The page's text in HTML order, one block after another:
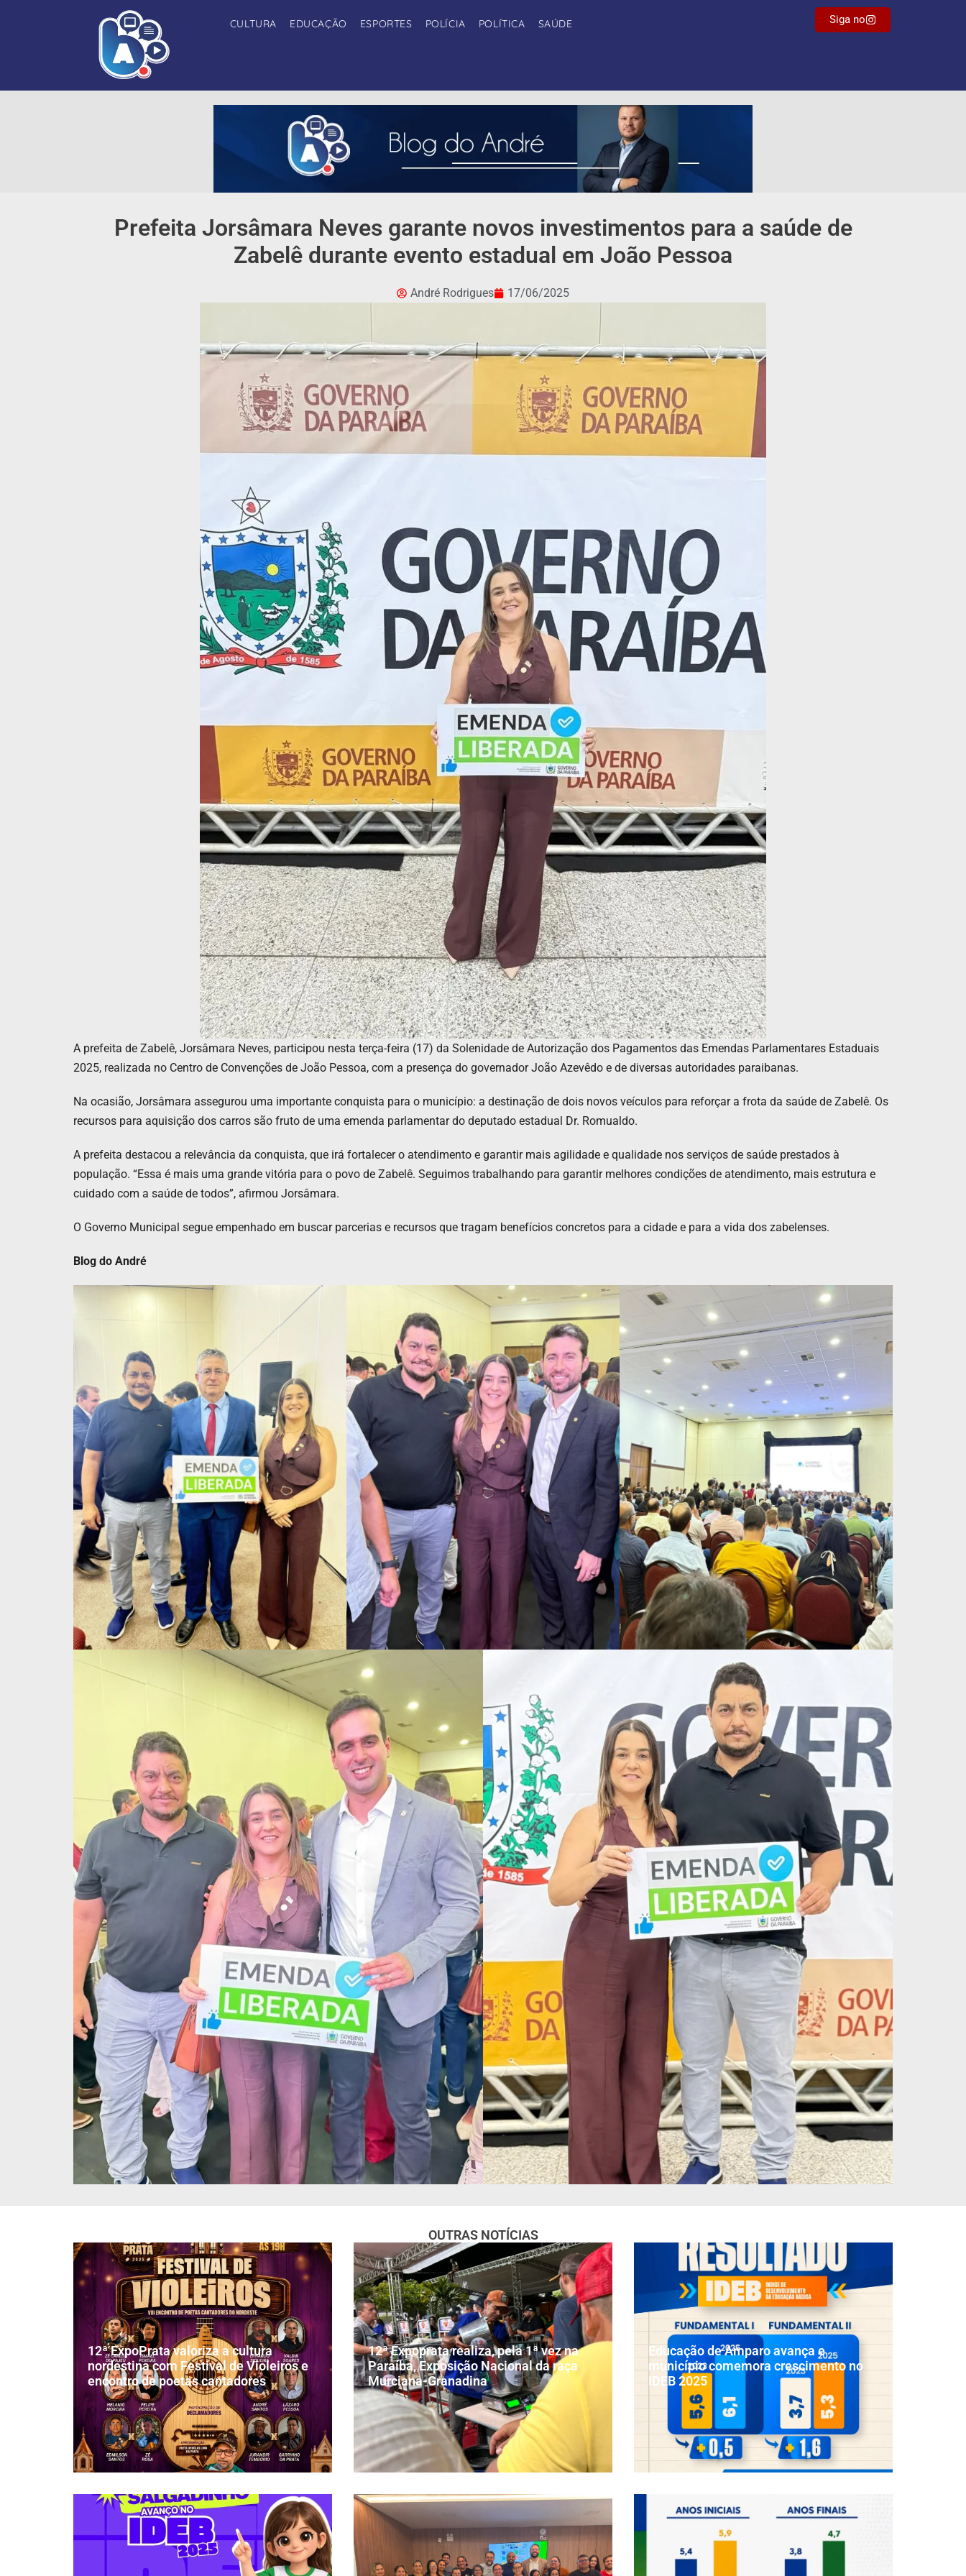
CULTURA EDUCAÇÃO ESPORTES POLÍCIA POLÍTICA SAÚDE Siga no
Prefeita Jorsâmara Neves garante novos investimentos para a saúde de
Zabelê durante evento estadual em João Pessoa
André Rodrigues 17/06/2025
A prefeita de Zabelê, Jorsâmara Neves, participou nesta terça-feira (17) da Solenidade de Autorização dos Pagamentos das Emendas Parlamentares Estaduais
2025, realizada no Centro de Convenções de João Pessoa, com a presença do governador João Azevêdo e de diversas autoridades paraibanas.
Na ocasião, Jorsâmara assegurou uma importante conquista para o município: a destinação de dois novos veículos para reforçar a frota da saúde de Zabelê. Os
recursos para aquisição dos carros são fruto de uma emenda parlamentar do deputado estadual Dr. Romualdo.
A prefeita destacou a relevância da conquista, que irá fortalecer o atendimento e garantir mais agilidade e qualidade nos serviços de saúde prestados à
população. “Essa é mais uma grande vitória para o povo de Zabelê. Seguimos trabalhando para garantir melhores condições de atendimento, mais estrutura e
cuidado com a saúde de todos”, afirmou Jorsâmara.
O Governo Municipal segue empenhado em buscar parcerias e recursos que tragam benefícios concretos para a cidade e para a vida dos zabelenses.
Blog do André
OUTRAS NOTÍCIAS
12ª ExpoPrata valoriza a cultura
nordestina com Festival de Violeiros e
encontro de poetas cantadores
12ª Expoprata realiza, pela 1ª vez na
Paraíba, Exposição Nacional da raça
Murciana-Granadina
Educação de Amparo avança e
município comemora crescimento no
IDEB 2025